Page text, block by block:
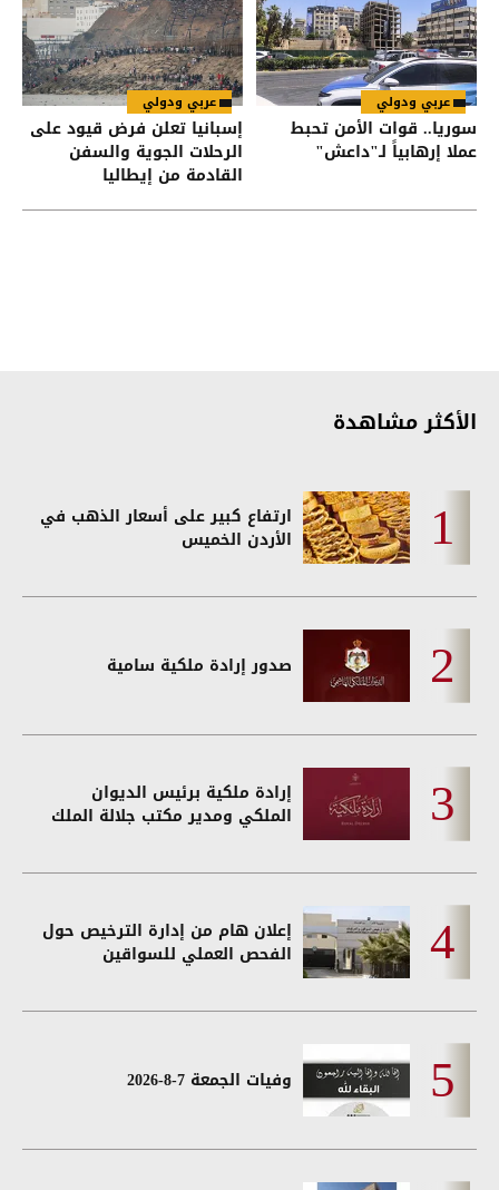
عربي ودولي
سوريا.. قوات الأمن تحبط
عملا إرهابياً لـ"داعش"
عربي ودولي
إسبانيا تعلن فرض قيود على
الرحلات الجوية والسفن
القادمة من إيطاليا
الأكثر مشاهدة
ارتفاع كبير على أسعار الذهب في
الأردن الخميس
صدور إرادة ملكية سامية
إرادة ملكية برئيس الديوان
الملكي ومدير مكتب جلالة الملك
إعلان هام من إدارة الترخيص حول
الفحص العملي للسواقين
وفيات الجمعة 7-8-2026